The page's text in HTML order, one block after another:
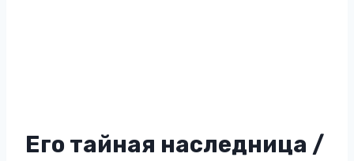
Его тайная наследница /